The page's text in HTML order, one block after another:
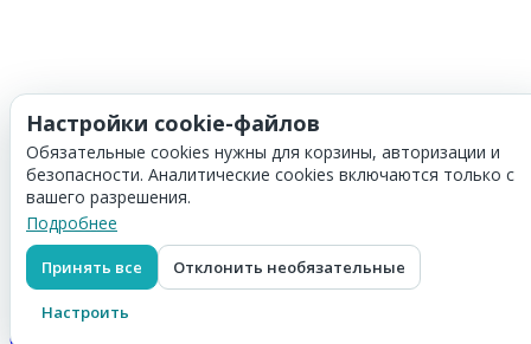
Корзина
Скидка: 0₽
Итого: 0₽
Оформить заказ
Настройки cookie-файлов
Обязательные cookies нужны для корзины, авторизации и
безопасности. Аналитические cookies включаются только с
вашего разрешения.
Подробнее
Принять все Отклонить необязательные
Настроить